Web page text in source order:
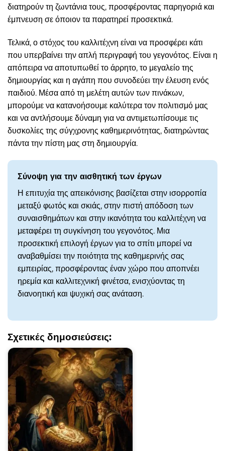
διατηρούν τη ζωντάνια τους, προσφέροντας παρηγοριά και
έμπνευση σε όποιον τα παρατηρεί προσεκτικά.
Τελικά, ο στόχος του καλλιτέχνη είναι να προσφέρει κάτι
που υπερβαίνει την απλή περιγραφή του γεγονότος. Είναι η
απόπειρα να αποτυπωθεί το άρρητο, το μεγαλείο της
δημιουργίας και η αγάπη που συνοδεύει την έλευση ενός
παιδιού. Μέσα από τη μελέτη αυτών των πινάκων,
μπορούμε να κατανοήσουμε καλύτερα τον πολιτισμό μας
και να αντλήσουμε δύναμη για να αντιμετωπίσουμε τις
δυσκολίες της σύγχρονης καθημερινότητας, διατηρώντας
πάντα την πίστη μας στη δημιουργία.
Σύνοψη για την αισθητική των έργων
Η επιτυχία της απεικόνισης βασίζεται στην ισορροπία
μεταξύ φωτός και σκιάς, στην πιστή απόδοση των
συναισθημάτων και στην ικανότητα του καλλιτέχνη να
μεταφέρει τη συγκίνηση του γεγονότος. Μια
προσεκτική επιλογή έργων για το σπίτι μπορεί να
αναβαθμίσει την ποιότητα της καθημερινής σας
εμπειρίας, προσφέροντας έναν χώρο που αποπνέει
ηρεμία και καλλιτεχνική φινέτσα, ενισχύοντας τη
διανοητική και ψυχική σας ανάταση.
Σχετικές δημοσιεύσεις: